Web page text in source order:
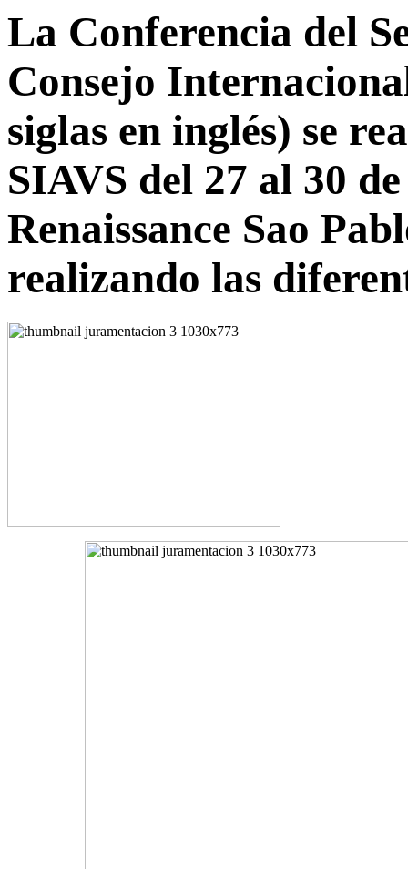
La Conferencia del
Consejo
siglas en inglés) se
SIAVS del 27 al 30
Renaissance Sao
realizando las